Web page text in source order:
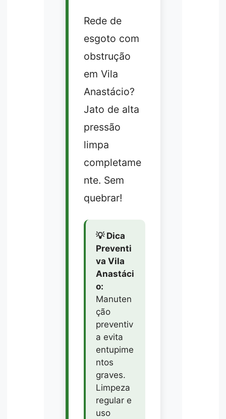
Rede de
esgoto com
obstrução
em Vila
Anastácio?
Jato de alta
pressão
limpa
completame
nte. Sem
quebrar!
💡 Dica
Preventi
va Vila
Anastáci
o:
Manuten
ção
preventiv
a evita
entupime
ntos
graves.
Limpeza
regular e
uso